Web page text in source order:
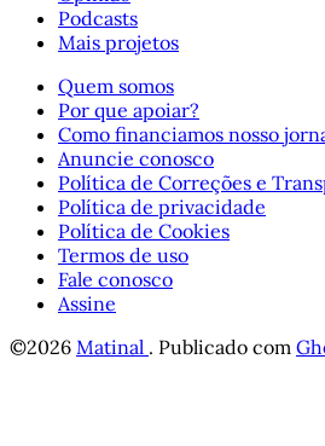
Podcasts
Mais projetos
Quem somos
Por que apoiar?
Como financiamos nosso
Anuncie conosco
Política de Correções e
Política de privacidade
Política de Cookies
Termos de uso
Fale conosco
Assine
©2026 Matinal . Publicado com